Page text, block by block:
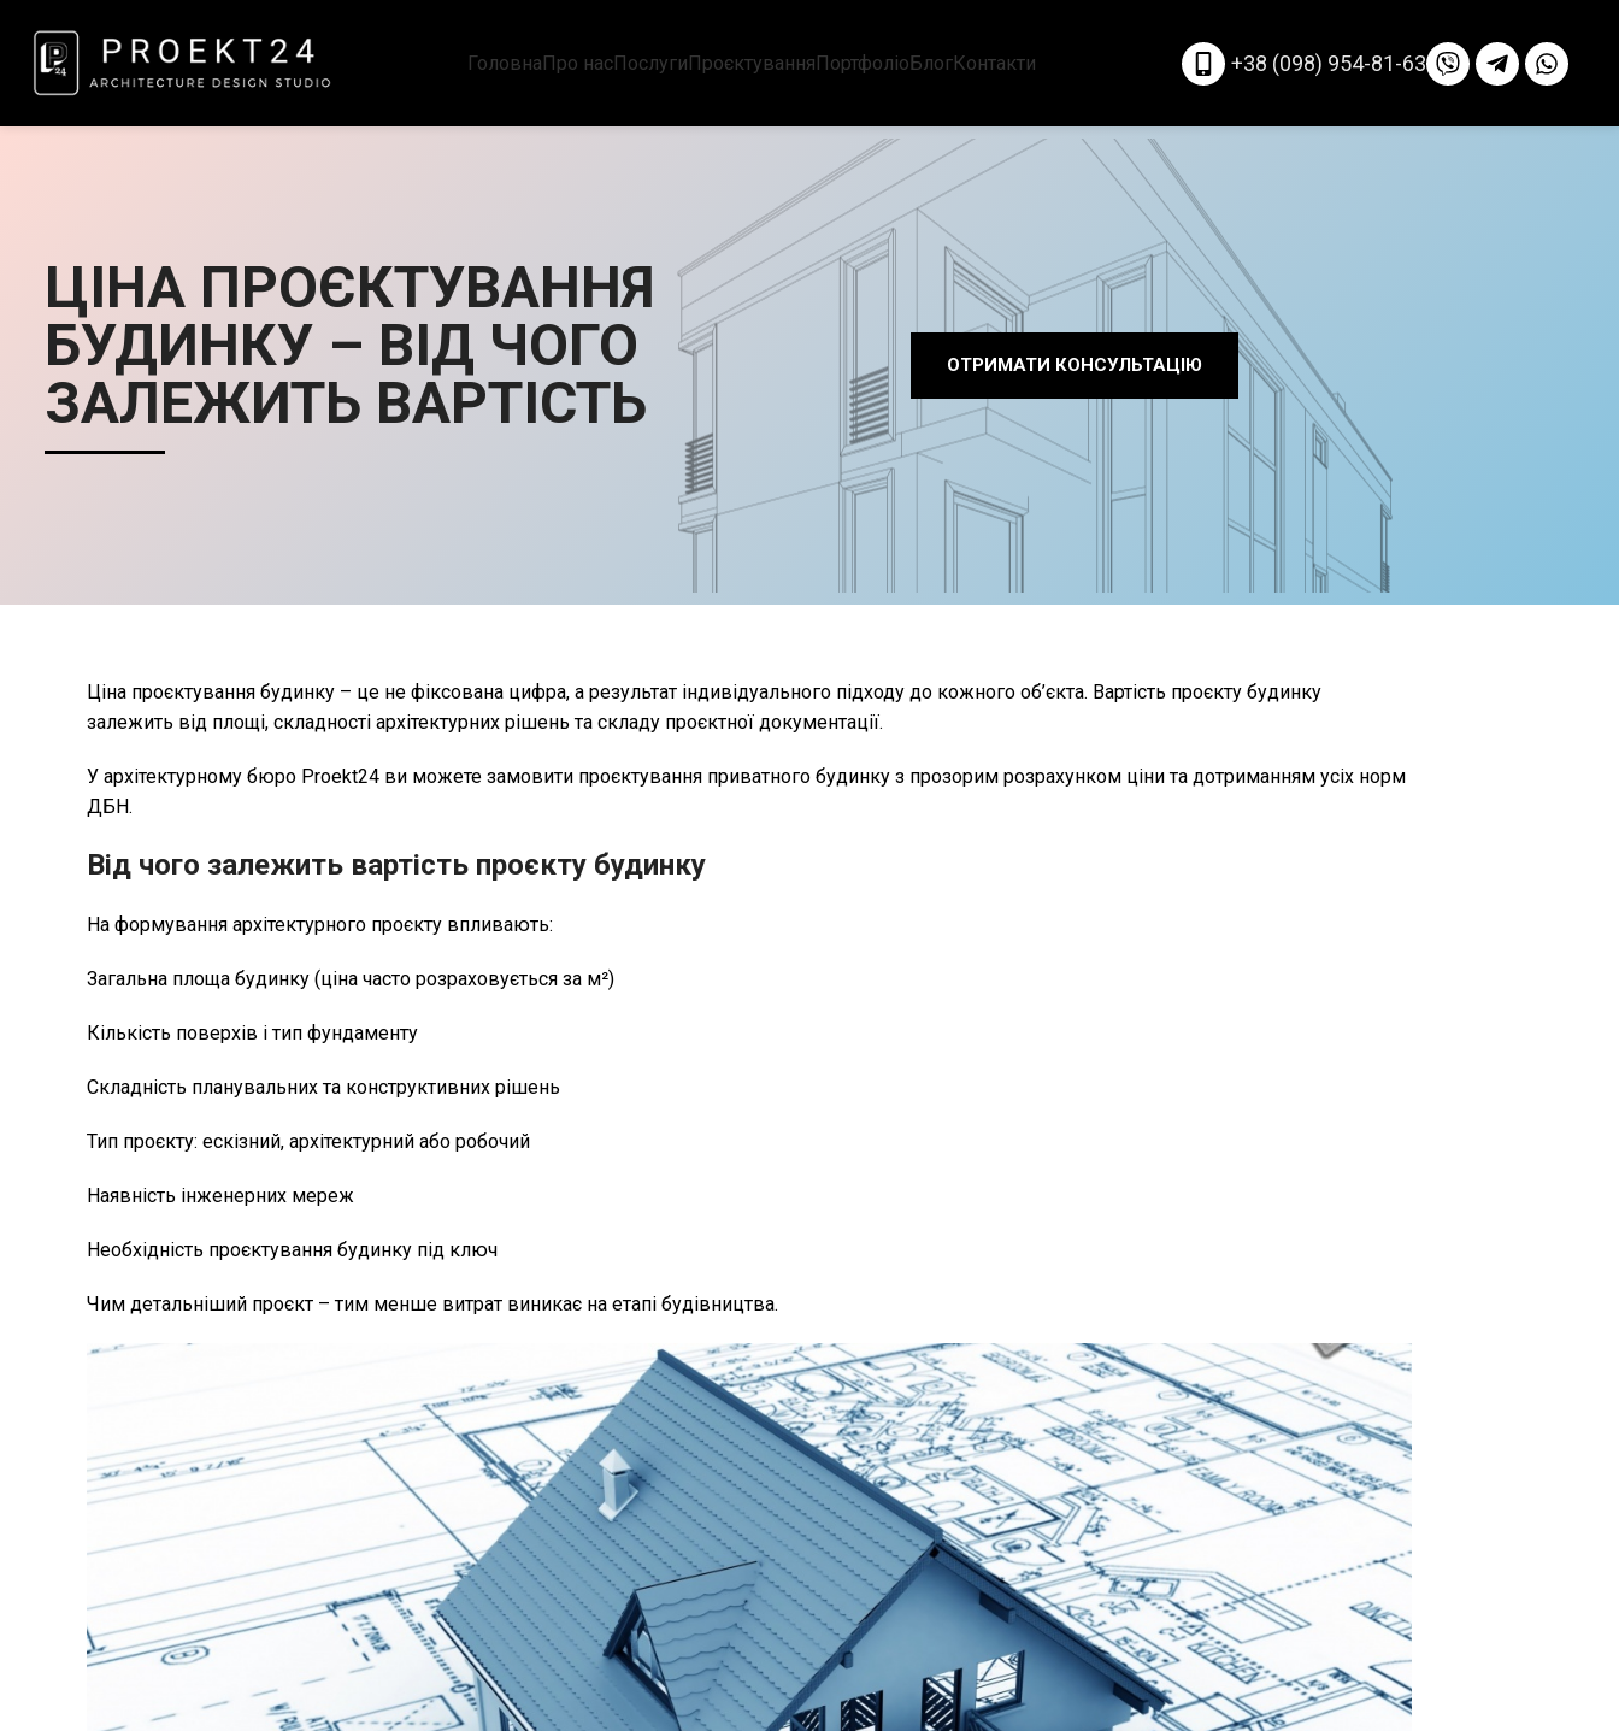
ГоловнаПро насПослугиПроєктуванняПортфоліоБлогКонтакти +38 (098) 954-81-63
ЦІНА ПРОЄКТУВАННЯ
БУДИНКУ – ВІД ЧОГО
ЗАЛЕЖИТЬ ВАРТІСТЬ
ОТРИМАТИ КОНСУЛЬТАЦІЮ
Ціна проєктування будинку – це не фіксована цифра, а результат індивідуального підходу до кожного об’єкта. Вартість проєкту будинку
залежить від площі, складності архітектурних рішень та складу проєктної документації.
У архітектурному бюро Proekt24 ви можете замовити проєктування приватного будинку з прозорим розрахунком ціни та дотриманням усіх норм
ДБН.
Від чого залежить вартість проєкту будинку
На формування архітектурного проєкту впливають:
Загальна площа будинку (ціна часто розраховується за м²)
Кількість поверхів і тип фундаменту
Складність планувальних та конструктивних рішень
Тип проєкту: ескізний, архітектурний або робочий
Наявність інженерних мереж
Необхідність проєктування будинку під ключ
Чим детальніший проєкт – тим менше витрат виникає на етапі будівництва.